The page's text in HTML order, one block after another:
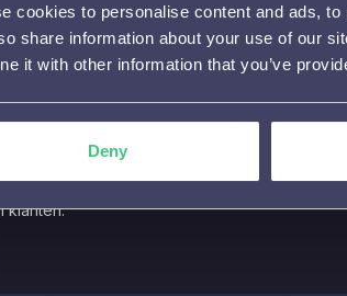
cookies to personalise content and ads,
share information about your use of our
it with other information that you’ve
Deny
plan
uitingen kregen het design, de
de stijl van de beschikbare content.
klanten.